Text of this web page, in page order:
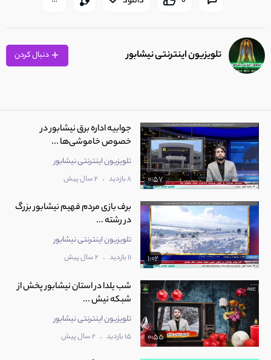
تلویزیون اینترنتی نیشابور
0:57
جوابیه اداره برق نیشابور در
خصوص خاموشی‌ها ...
تلویزیون اینترنتی نیشابور
8 بازدید . 2 سال پیش
1:02
برف بازی مردم فهیم نیشابور بزرگ
در رشته‌ ...
تلویزیون اینترنتی نیشابور
11 بازدید . 2 سال پیش
0:55
شب یلدا در استان نیشابور پخش از
شبکه نیش ...
تلویزیون اینترنتی نیشابور
15 بازدید . 2 سال پیش